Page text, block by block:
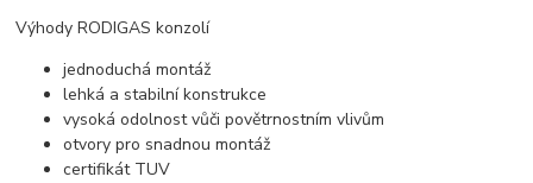
Výhody RODIGAS konzolí
jednoduchá montáž
lehká a stabilní konstrukce
vysoká odolnost vůči povětrnostním vlivům
otvory pro snadnou montáž
certifikát TUV